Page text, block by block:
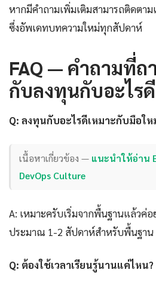
หากมีคำถามเพิ่มเติมสามารถติดตาม
ซึ่งอัพเดทบทความใหม่ทุกสัปดาห์
FAQ — คำถามที่ถ
กับลงทุนกับอะไรดี
Q: ลงทุนกับอะไรดีเหมาะกับมือให
เนื้อหาเกี่ยวข้อง — แนะนำให้อ่าน
DevOps Culture
A: เหมาะครับเริ่มจากพื้นฐานแล้วค่อ
ประมาณ 1-2 สัปดาห์สำหรับพื้นฐาน
Q: ต้องใช้เวลาเรียนรู้นานแค่ไหน?